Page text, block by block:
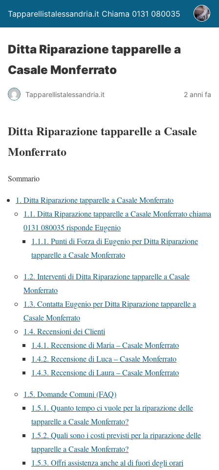
Tapparellistalessandria.it Chiama 0131 080035
Ditta Riparazione tapparelle a
Casale Monferrato
Tapparellistalessandria.it 2 anni fa
Ditta Riparazione tapparelle a Casale
Monferrato
Sommario
1. Ditta Riparazione tapparelle a Casale Monferrato
1.1. Ditta Riparazione tapparelle a Casale Monferrato chiama
0131 080035 risponde Eugenio
1.1.1. Punti di Forza di Eugenio per Ditta Riparazione
tapparelle a Casale Monferrato
1.2. Interventi di Ditta Riparazione tapparelle a Casale
Monferrato
1.3. Contatta Eugenio per Ditta Riparazione tapparelle a
Casale Monferrato
1.4. Recensioni dei Clienti
1.4.1. Recensione di Maria – Casale Monferrato
1.4.2. Recensione di Luca – Casale Monferrato
1.4.3. Recensione di Laura – Casale Monferrato
1.5. Domande Comuni (FAQ)
1.5.1. Quanto tempo ci vuole per la riparazione delle
tapparelle a Casale Monferrato?
1.5.2. Quali sono i costi previsti per la riparazione delle
tapparelle a Casale Monferrato?
1.5.3. Offri assistenza anche al di fuori degli orari